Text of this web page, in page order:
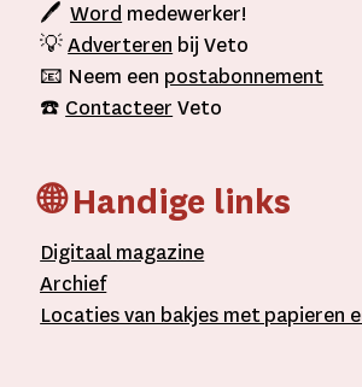
🖊Word medewerker!
💡Adverteren bij Veto
📧 Neem een postabonnement
☎️ Contacteer Veto
🌐 Handige links
Digitaal magazine
Archief
Locaties van bakjes metpapieren